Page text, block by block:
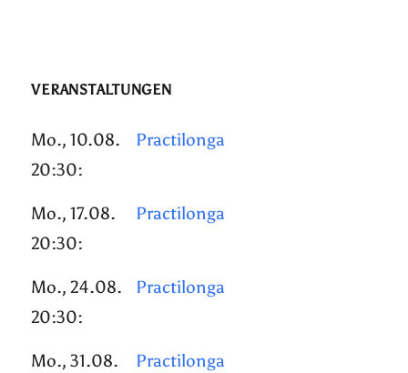
VERANSTALTUNGEN
Mo., 10.08.
20:30:
Practilonga
Mo., 17.08.
20:30:
Practilonga
Mo., 24.08.
20:30:
Practilonga
Mo., 31.08. Practilonga